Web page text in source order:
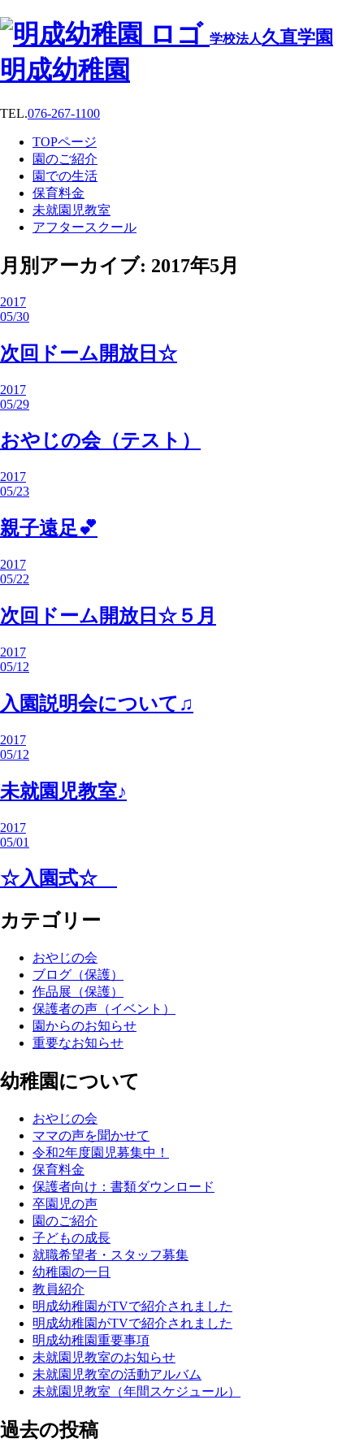
学校法人久直学園
明成幼稚園
TEL.076-267-1100
TOPページ
園のご紹介
園での生活
保育料金
未就園児教室
アフタースクール
月別アーカイブ: 2017年5月
2017
05/30
次回ドーム開放日☆
2017
05/29
おやじの会（テスト）
2017
05/23
親子遠足💕
2017
05/22
次回ドーム開放日☆５月
2017
05/12
入園説明会について♫
2017
05/12
未就園児教室♪
2017
05/01
☆入園式☆
カテゴリー
おやじの会
ブログ（保護）
作品展（保護）
保護者の声（イベント）
園からのお知らせ
重要なお知らせ
幼稚園について
おやじの会
ママの声を聞かせて
令和2年度園児募集中！
保育料金
保護者向け：書類ダウンロード
卒園児の声
園のご紹介
子どもの成長
就職希望者・スタッフ募集
幼稚園の一日
教員紹介
明成幼稚園がTVで紹介されました
明成幼稚園がTVで紹介されました
明成幼稚園重要事項
未就園児教室のお知らせ
未就園児教室の活動アルバム
未就園児教室（年間スケジュール）
過去の投稿